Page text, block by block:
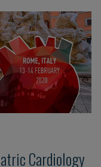
Cardiology